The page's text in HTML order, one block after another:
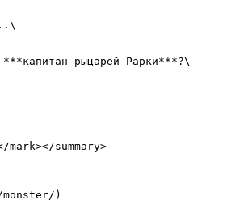
рыцарей Рарки***?\
summary>
)